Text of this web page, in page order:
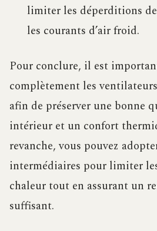
limiter les déperditions
les courants d’air froid.
Pour conclure, il est
complètement les
afin de préserver une bonne
intérieur et un confort
revanche, vous pouvez
intermédiaires pour limiter
chaleur tout en assurant un
suffisant.